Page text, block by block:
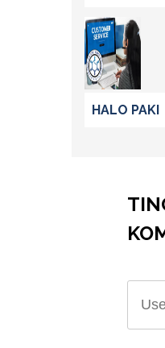
HALO PAKI